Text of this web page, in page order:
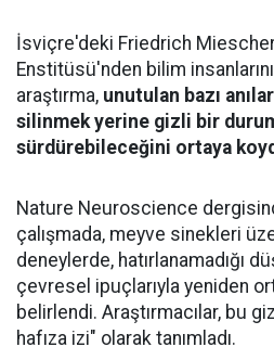
İsviçre'deki Friedrich
Enstitüsü'nden bilim
araştırma, unutulan bazı
silinmek yerine gizli bir
sürdürebileceğini ortaya
Nature Neuroscience
çalışmada, meyve sinekleri
deneylerde, hatırlanamadığı
çevresel ipuçlarıyla yeniden
belirlendi. Araştırmacılar, bu
hafıza izi" olarak tanımladı.